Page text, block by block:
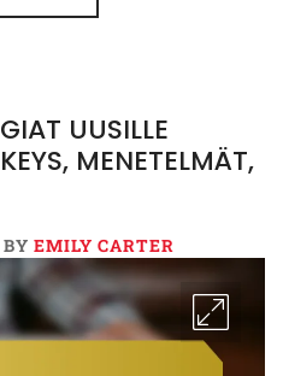
UUSILLE
MENETELMÄT,
BY EMILY CARTER